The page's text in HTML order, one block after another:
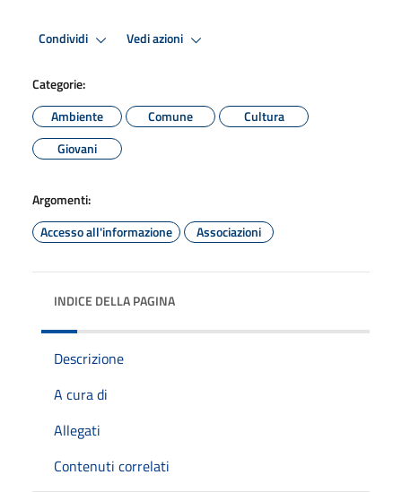
Condividi Vedi azioni
Categorie:
Ambiente
Comune
Cultura
Giovani
Argomenti:
Accesso all'informazione
Associazioni
INDICE DELLA PAGINA
Descrizione
A cura di
Allegati
Contenuti correlati